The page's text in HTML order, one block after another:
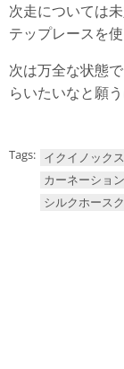
次走については
テップレースを
次は万全な状態
らいたいなと願う
Tags: イクイノックス
カーネーショ
シルクホース